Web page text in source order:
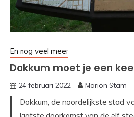
En nog veel meer
Dokkum moet je een
24 februari 2022 Marion Stam
Dokkum, de noordelijkste stad